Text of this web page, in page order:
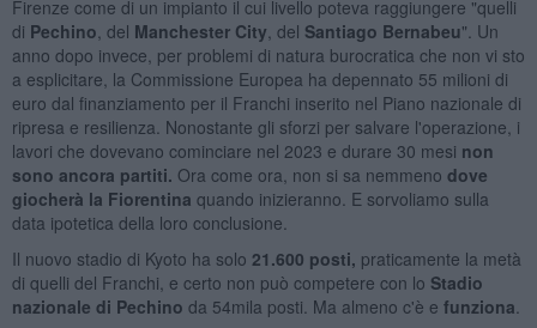
Firenze come di un impianto il cui livello poteva raggiungere "quelli
di Pechino , del Manchester City , del Santiago Bernabeu". Un
anno dopo invece, per problemi di natura burocratica che non vi sto
a esplicitare, la Commissione Europea ha depennato 55 milioni di
euro dal finanziamento per il Franchi inserito nel Piano nazionale di
ripresa e resilienza. Nonostante gli sforzi per salvare l'operazione, i
lavori che dovevano cominciare nel 2023 e durare 30 mesi non
sono ancora partiti. Ora come ora, non si sa nemmeno dove
giocherà la Fiorentina quando inizieranno. E sorvoliamo sulla
data ipotetica della loro conclusione.
Il nuovo stadio di Kyoto ha solo 21.600 posti, praticamente la metà
di quelli del Franchi, e certo non può competere con lo Stadio
nazionale di Pechino da 54mila posti. Ma almeno c'è e funziona